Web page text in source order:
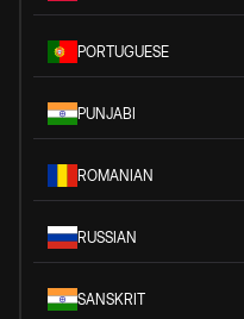
PORTUGUESE
PUNJABI
ROMANIAN
RUSSIAN
SANSKRIT